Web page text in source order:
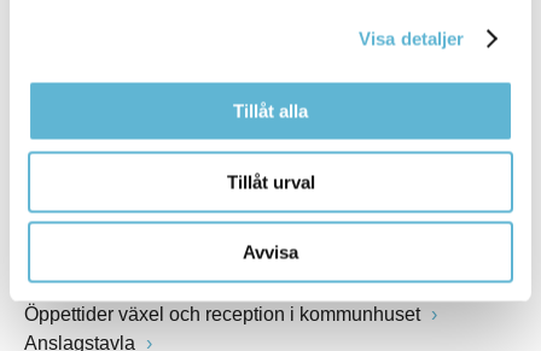
Visa detaljer
Tillåt alla
Tillåt urval
Avvisa
Fax: 0456-82 22 00
Öppettider växel och reception i kommunhuset
Anslagstavla